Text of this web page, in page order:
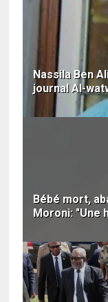
Nassila Ben
journal Al-
Bébé mort,
Moroni: "Une